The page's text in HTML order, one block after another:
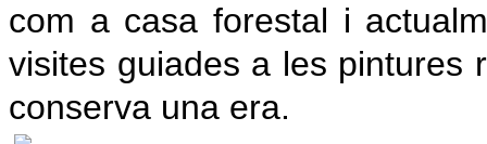
com a casa forestal i
visites guiades a les pintures
conserva una era.